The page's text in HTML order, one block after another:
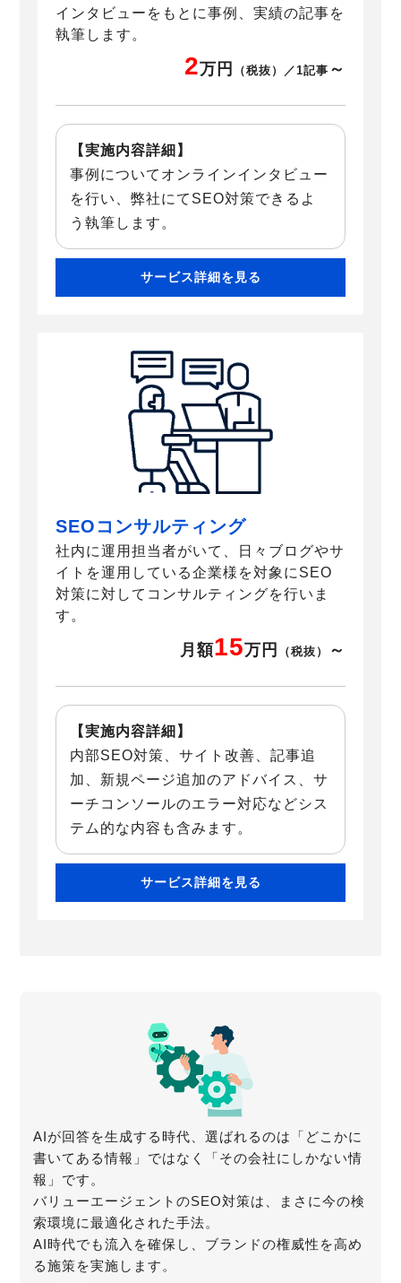
インタビューをもとに事例、実績の記事を
執筆します。
2万円 （税抜）／1記事 ～
【実施内容詳細】
事例についてオンラインインタビュー
を行い、弊社にてSEO対策できるよ
う執筆します。
サービス詳細を見る
SEOコンサルティング
社内に運用担当者がいて、日々ブログやサ
イトを運用している企業様を対象にSEO
対策に対してコンサルティングを行いま
す。
月額15万円 （税抜） ～
【実施内容詳細】
内部SEO対策、サイト改善、記事追
加、新規ページ追加のアドバイス、サ
ーチコンソールのエラー対応などシス
テム的な内容も含みます。
サービス詳細を見る
AIが回答を生成する時代、選ばれるのは「どこかに
書いてある情報」ではなく「その会社にしかない情
報」です。
バリューエージェントのSEO対策は、まさに今の検
索環境に最適化された手法。
AI時代でも流入を確保し、ブランドの権威性を高め
る施策を実施します。